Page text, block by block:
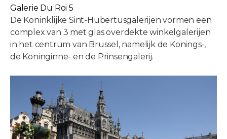
Galerie Du Roi 5
De Koninklijke Sint-Hubertusgalerijen vormen een
complex van 3 met glas overdekte winkelgalerijen
in het centrum van Brussel, namelijk de Konings-,
de Koninginne- en de Prinsengalerij.